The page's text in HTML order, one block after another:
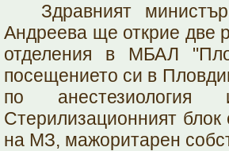
Здравният
Андреева ще открие две
отделения в МБАЛ
посещението си в
по
Стерилизационният
на МЗ, мажоритарен